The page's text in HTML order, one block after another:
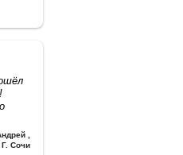
Г. Сочи